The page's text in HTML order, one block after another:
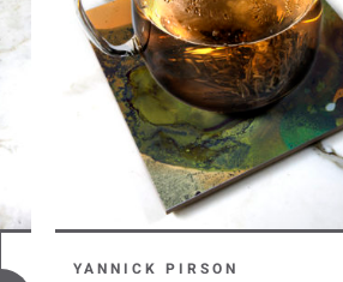
YANNICK PIRSON